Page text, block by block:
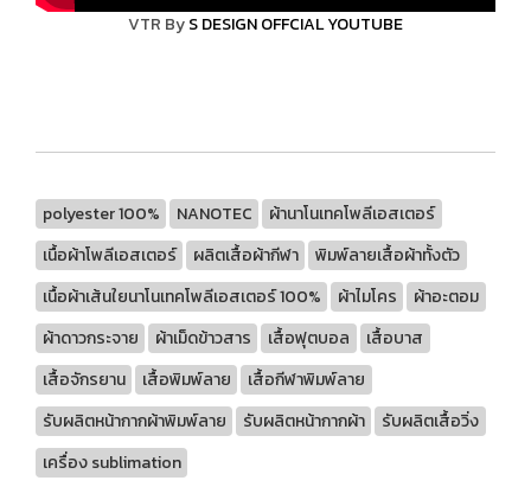
VTR ByS DESIGN OFFCIAL YOUTUBE
polyester 100% NANOTEC
ผ้านาโนเทคโพลีเอสเตอร์
เนื้อผ้าโพลีเอสเตอร์
ผลิตเสื้อผ้ากีฬา
พิมพ์ลายเสื้อผ้าทั้งตัว
เนื้อผ้าเส้นใยนาโนเทคโพลีเอสเตอร์ 100%
ผ้าไมโคร
ผ้าอะตอม
ผ้าดาวกระจาย
ผ้าเม็ดข้าวสาร เสื้อฟุตบอล
เสื้อบาส
เสื้อจักรยาน
เสื้อพิมพ์ลาย
เสื้อกีฬาพิมพ์ลาย
รับผลิตหน้ากากผ้าพิมพ์ลาย
รับผลิตหน้ากากผ้า
รับผลิตเสื้อวิ่ง
เครื่อง sublimation